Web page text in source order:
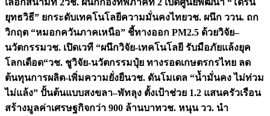
เลือกสนามที่ 2วช. ผนึกกองทัพภาคที่ 2 เปิดศูนย์พัฒนา “โดรน
ยุทธวิธี” ยกระดับเทคโนโลยีความมั่นคงไทยวช. ผนึก ววน. ถก
วิกฤต “หมอกควันภาคเหนือ” ชี้ทางออก PM2.5 ด้วยวิจัย–
นวัตกรรมวช. เปิดเวที “ผนึกวิจัย-เทคโนโลยี รับมือภัยแล้งยุค
โลกเดือด“วช. ชูวิจัย-นวัตกรรมปุ๋ย ทางรอดเกษตรกรไทย ลด
ต้นทุนการผลิต-เพิ่มความยั่งยืนวช. ดันโมเดล “น้ำมั่นคง ไม่ท่วม
ไม่แล้ง” ปั้นต้นแบบสงขลา–พัทลุง ตั้งเป้าช่วย 1.2 แสนครัวเรือน
สร้างมูลค่าเศรษฐกิจกว่า 900 ล้านบาทวช. หนุน วว. นำ